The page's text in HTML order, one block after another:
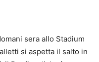
sera allo Stadium
si aspetta il salto in